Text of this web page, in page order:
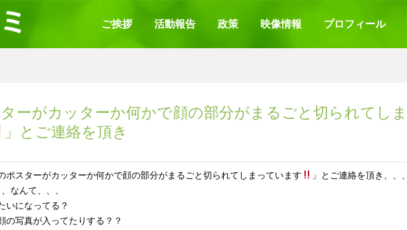
ご挨拶 活動報告 政策 映像情報 プロフィール
ーがカッターか何かで顔の部分がまるごと切られてしま
」とご連絡を頂き
ポスターがカッターか何かで顔の部分がまるごと切られてしまっています
」とご連絡を頂き、、、
なんて、、、
いになってる？
の写真が入ってたりする？？